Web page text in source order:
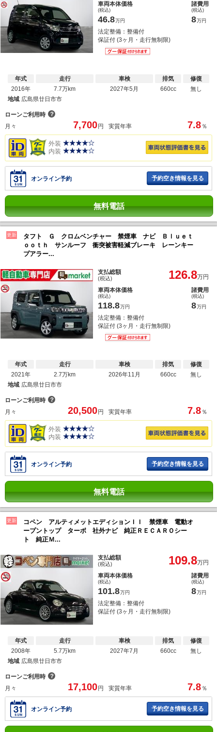
車両本体価格
(税込)
46.8万円
諸費用
(税込)
8万円
法定整備：整備付
保証付 (3ヶ月・走行無制限)
年式
2016年
走行
7.7万km
車検
2027年5月
排気
660cc
修復
無し
地域 広島県廿日市市
ローンご利用時 ？
月々
7,700円 実質年率 7.8 ％
外装
内装
オンライン予約 予約空き情報を見る
無料電話
更新
タフト Ｇ クロムベンチャー 禁煙車 ナビ Ｂｌｕｅｔ
ｏｏｔｈ サンルーフ 衝突被害軽減ブレーキ レーンキー
プアラー...
支払総額
(税込) 126.8万円
車両本体価格
(税込)
118.8万円
諸費用
(税込)
8万円
法定整備：整備付
保証付 (3ヶ月・走行無制限)
年式
2021年
走行
2.7万km
車検
2026年11月
排気
660cc
修復
無し
地域 広島県廿日市市
ローンご利用時 ？
月々
20,500 円 実質年率 7.8 ％
外装
内装
オンライン予約 予約空き情報を見る
無料電話
更新
コペン アルティメットエディションＩＩ 禁煙車 電動オ
ープントップ ターボ 社外ナビ 純正ＲＥＣＡＲＯシー
ト 純正Ｍ...
支払総額
(税込) 109.8万円
車両本体価格
(税込)
101.8万円
諸費用
(税込)
8万円
法定整備：整備付
保証付 (3ヶ月・走行無制限)
年式
2008年
走行
5.7万km
車検
2027年7月
排気
660cc
修復
無し
地域 広島県廿日市市
ローンご利用時 ？
月々
17,100 円 実質年率 7.8 ％
オンライン予約 予約空き情報を見る